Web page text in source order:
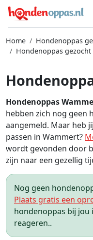
Home
Hondenoppas
Hondenoppas gezocht
Hondenoppas
hebben zich nog geen
aangemeld. Maar heb
passen in Wammert?
wordt gevonden door
zijn naar een gezellig
Nog geen
Plaats gratis een
hondenoppas bij
reageren..